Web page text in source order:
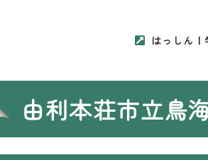
はっしん
由利本荘市立鳥